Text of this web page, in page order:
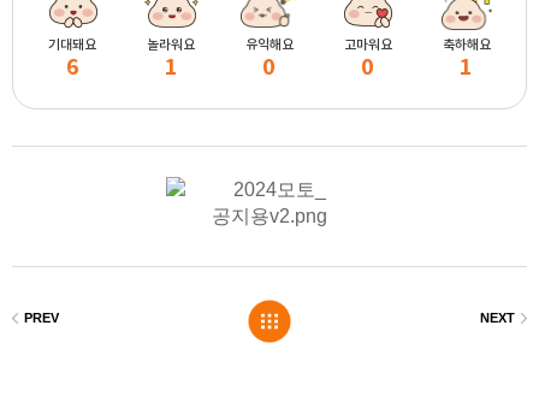
기대돼요
6
놀라워요
1
유익해요
0
고마워요
0
축하해요
1